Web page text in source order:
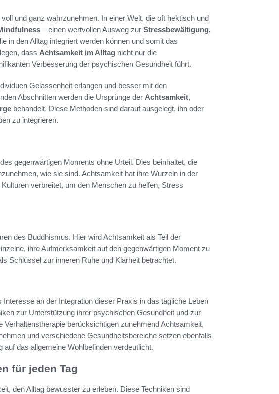
und ganz wahrzunehmen. In einer Welt, die oft hektisch und
– einen wertvollen Ausweg zur Stressbewältigung.
in den Alltag integriert werden können und somit das
dass Achtsamkeit im Alltag nicht nur die
Verbesserung der psychischen Gesundheit führt.
Gelassenheit erlangen und besser mit den
Abschnitten werden die Ursprünge der Achtsamkeit,
behandelt. Diese Methoden sind darauf ausgelegt, ihn oder
zu integrieren.
gegenwärtigen Moments ohne Urteil. Dies beinhaltet, die
wie sie sind. Achtsamkeit hat ihre Wurzeln in der
verbreitet, um den Menschen zu helfen, Stress
des Buddhismus. Hier wird Achtsamkeit als Teil der
ihre Aufmerksamkeit auf den gegenwärtigen Moment zu
Schlüssel zur inneren Ruhe und Klarheit betrachtet.
an der Integration dieser Praxis in das tägliche Leben
zur Unterstützung ihrer psychischen Gesundheit und zur
Verhaltenstherapie berücksichtigen zunehmend Achtsamkeit,
und verschiedene Gesundheitsbereiche setzen ebenfalls
das allgemeine Wohlbefinden verdeutlicht.
für jeden Tag
den Alltag bewusster zu erleben. Diese Techniken sind